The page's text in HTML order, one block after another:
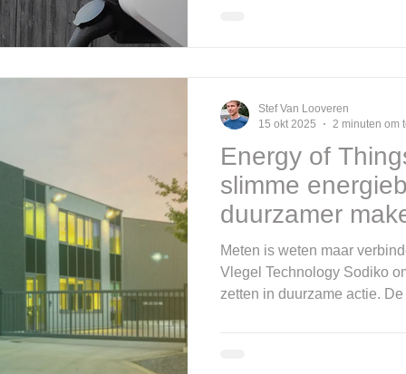
Energy of
slimme
duurzamer
Meten is weten maar
Vlegel Technology Sodiko
zetten in duurzame actie.
Stef Van Looveren
15 okt 2025
2 minuten om